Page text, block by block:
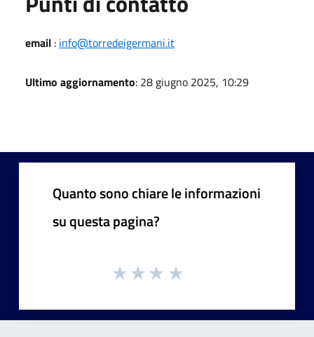
email : info@torredeigermani.it
Ultimo aggiornamento: 28 giugno 2025, 10:29
Quanto sono chiare le informazioni
su questa pagina?